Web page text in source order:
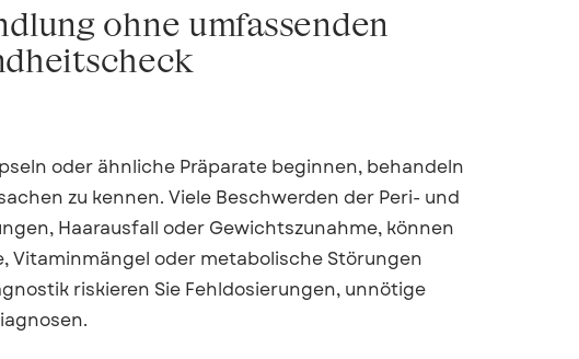
ohne umfassenden
oder ähnliche Präparate beginnen, behandeln
zu kennen. Viele Beschwerden der Peri- und
Haarausfall oder Gewichtszunahme, können
Vitaminmängel oder metabolische Störungen
riskieren Sie Fehldosierungen, unnötige